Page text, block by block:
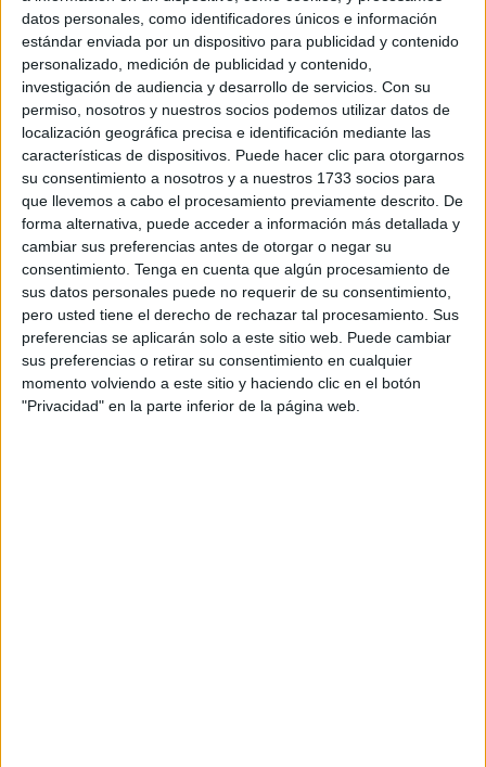
datos personales, como identificadores únicos e información
estándar enviada por un dispositivo para publicidad y contenido
personalizado, medición de publicidad y contenido,
investigación de audiencia y desarrollo de servicios. Con su
permiso, nosotros y nuestros socios podemos utilizar datos de
localización geográfica precisa e identificación mediante las
características de dispositivos. Puede hacer clic para otorgarnos
su consentimiento a nosotros y a nuestros 1733 socios para
que llevemos a cabo el procesamiento previamente descrito. De
forma alternativa, puede acceder a información más detallada y
cambiar sus preferencias antes de otorgar o negar su
consentimiento. Tenga en cuenta que algún procesamiento de
sus datos personales puede no requerir de su consentimiento,
pero usted tiene el derecho de rechazar tal procesamiento. Sus
preferencias se aplicarán solo a este sitio web. Puede cambiar
sus preferencias o retirar su consentimiento en cualquier
momento volviendo a este sitio y haciendo clic en el botón
"Privacidad" en la parte inferior de la página web.
El honor de vivir el Centenario de la Legión
desde dentro
POR MIGUEL TEMPRANO ARROYO * 20/09/2020
Una Legión que tras 100 años comienza a ser
de mujeres
POR PAOLA PÉREZ CUENDA 20/09/2020 0
La Legión ayer y hoy: el orgullo de 100 años
de valor
POR PAOLA PÉREZ CUENDA 20/09/2020 0
La Legión española: 100 años de gloriosa
historia
POR LUIS MANSO 20/09/2020 0
Cien años de Legión